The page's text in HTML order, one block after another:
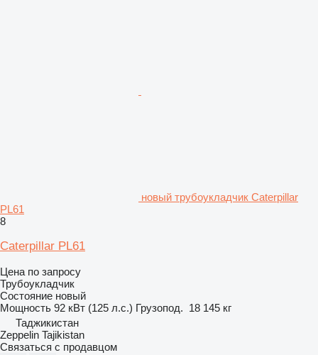
новый трубоукладчик Caterpillar
PL61
8
Caterpillar PL61
Цена по запросу
Трубоукладчик
Состояние новый
Мощность 92 кВт (125 л.с.) Грузопод. 18 145 кг
Таджикистан
Zeppelin Tajikistan
Связаться с продавцом